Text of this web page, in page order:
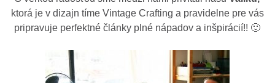
ktorá je v dizajn tíme Vintage Crafting a pravidelne pre vás
pripravuje perfektné články plné nápadov a inšpirácií!! 🙂